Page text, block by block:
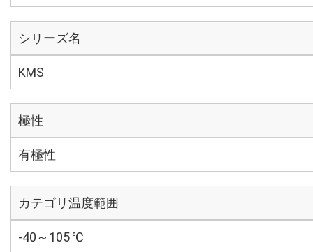
シリーズ名
KMS
極性
有極性
カテゴリ温度範囲
-40～105 ℃